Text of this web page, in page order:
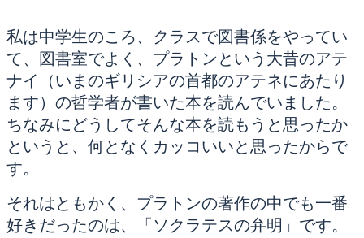
私は中学生のころ、クラスで図書係をやってい
て、図書室でよく、プラトンという大昔のアテ
ナイ（いまのギリシアの首都のアテネにあたり
ます）の哲学者が書いた本を読んでいました。
ちなみにどうしてそんな本を読もうと思ったか
というと、何となくカッコいいと思ったからで
す。
それはともかく、プラトンの著作の中でも一番
好きだったのは、「ソクラテスの弁明」です。